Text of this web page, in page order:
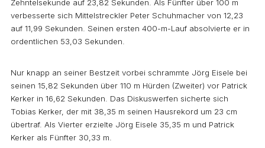
Zehntelsekunde auf 23,82 Sekunden. Als Fünfter über 100 m
verbesserte sich Mittelstreckler Peter Schuhmacher von 12,23
auf 11,99 Sekunden. Seinen ersten 400-m-Lauf absolvierte er in
ordentlichen 53,03 Sekunden.
Nur knapp an seiner Bestzeit vorbei schrammte Jörg Eisele bei
seinen 15,82 Sekunden über 110 m Hürden (Zweiter) vor Patrick
Kerker in 16,62 Sekunden. Das Diskuswerfen sicherte sich
Tobias Kerker, der mit 38,35 m seinen Hausrekord um 23 cm
übertraf. Als Vierter erzielte Jörg Eisele 35,35 m und Patrick
Kerker als Fünfter 30,33 m.